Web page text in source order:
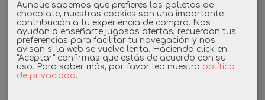
Cupones
DESCUENTO BIENVENIDA
Aunque sabemos que prefieres las galletas de
chocolate, nuestras cookies son una importante
contribución a tu experiencia de compra. Nos
ayudan a enseñarte jugosas ofertas, recuerdan tus
preferencias para facilitar tu navegación y nos
avisan si la web se vuelve lenta. Haciendo click en
"Aceptar" confirmas que estás de acuerdo con su
uso. Para saber más, por favor lea nuestra política
de privacidad.